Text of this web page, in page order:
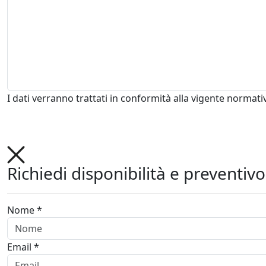
I dati verranno trattati in conformità alla vigente
Richiedi disponibilità e preventivo
Nome *
Email *